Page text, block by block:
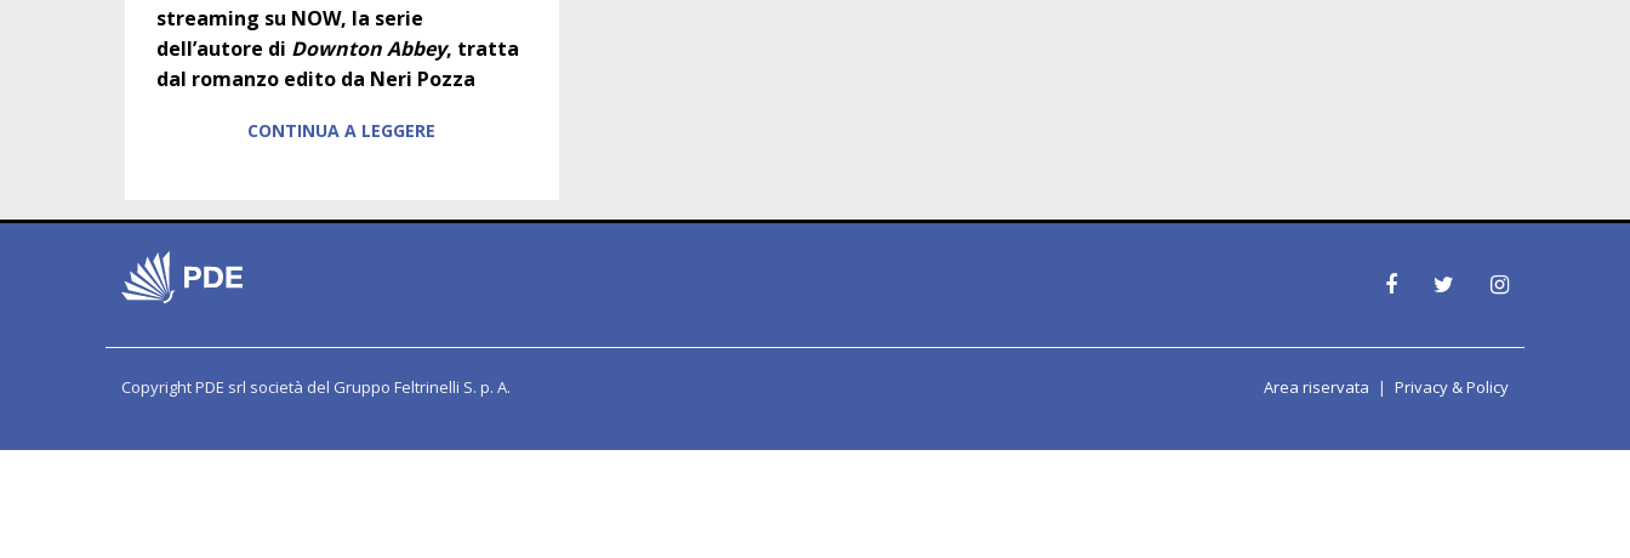
streaming su NOW, la serie
dell’autore di Downton Abbey, tratta
dal romanzo edito da Neri Pozza
CONTINUA A LEGGERE
Copyright PDE srl società del Gruppo Feltrinelli S. p. A. Area riservata Privacy & Policy